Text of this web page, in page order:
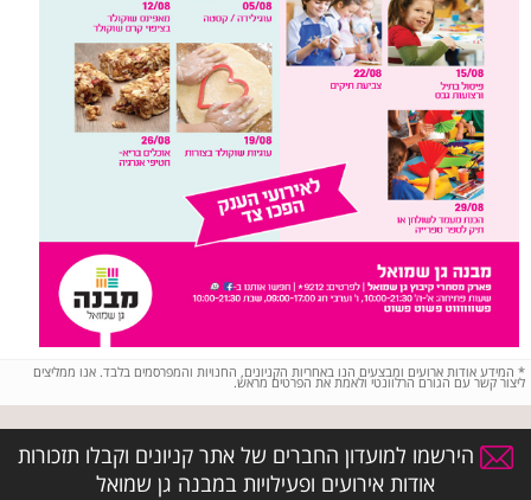
* המידע אודות ארועים ומבצעים הנו באחריות הקניונים, החנויות והמפרסמים בלבד. אנו ממליצים
ליצור קשר עם הגורם הרלוונטי ולאמת את הפרטים מראש.
הירשמו למועדון החברים של אתר קניונים וקבלו תזכורות
אודות אירועים ופעילויות במבנה גן שמואל